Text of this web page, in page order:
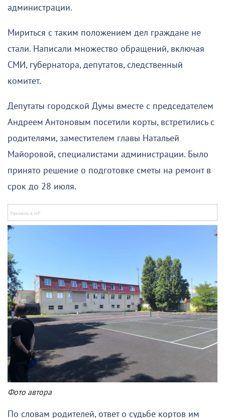
администрации.
Мириться с таким положением дел граждане не
стали. Написали множество обращений, включая
СМИ, губернатора, депутатов, следственный
комитет.
Депутаты городской Думы вместе с председателем
Андреем Антоновым посетили корты, встретились с
родителями, заместителем главы Натальей
Майоровой, специалистами администрации. Было
принято решение о подготовке сметы на ремонт в
срок до 28 июля.
Фото автора
По словам родителей, ответ о судьбе кортов им